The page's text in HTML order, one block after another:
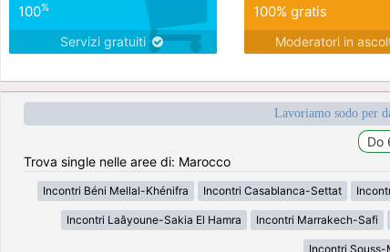
100%
Servizi gratuiti
100% gratis
Moderatori in
Lavoriamo sodo per
Trova single nelle aree di: Marocco
Incontri Béni Mellal-Khénifra Incontri Casablanca-Settat
Incontri Laâyoune-Sakia El Hamra Incontri Marrakech-Safi
Incontri Souss-